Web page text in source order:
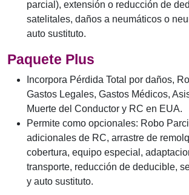
parcial), extensión o reducción de
satelitales, daños a neumáticos o
auto sustituto.
Paquete Plus
Incorpora Pérdida Total por daños,
Gastos Legales, Gastos Médicos,
Muerte del Conductor y RC en EUA.
Permite como opcionales: Robo
adicionales de RC, arrastre de
cobertura, equipo especial,
transporte, reducción de deducible,
y auto sustituto.